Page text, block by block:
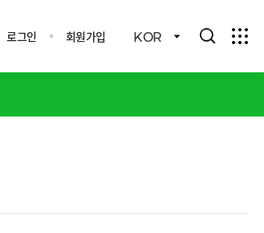
로그인 회원가입 KOR